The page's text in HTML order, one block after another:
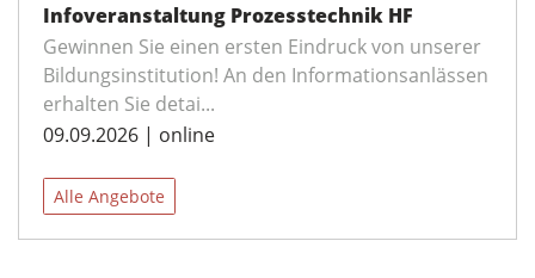
Infoveranstaltung Prozesstechnik HF
Gewinnen Sie einen ersten Eindruck von unserer
Bildungsinstitution! An den Informationsanlässen
erhalten Sie detai...
09.09.2026 | online
Alle Angebote